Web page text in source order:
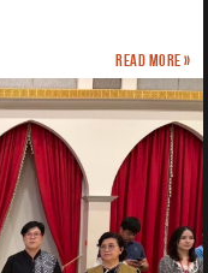
Read more »